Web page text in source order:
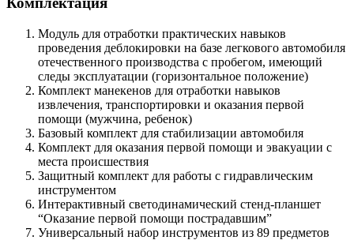
Модуль для отработки практических навыков
проведения деблокировки на базе легкового автомобиля
отечественного производства с пробегом, имеющий
следы эксплуатации (горизонтальное положение)
Комплект манекенов для отработки навыков
извлечения, транспортировки и оказания первой
помощи (мужчина, ребенок)
Базовый комплект для стабилизации автомобиля
Комплект для оказания первой помощи и эвакуации с
места происшествия
Защитный комплект для работы с гидравлическим
инструментом
Интерактивный светодинамический стенд-планшет
“Оказание первой помощи пострадавшим”
Универсальный набор инструментов из 89 предметов